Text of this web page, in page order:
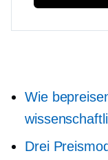
Wie
Drei